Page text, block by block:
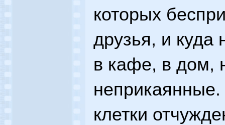
которых
друзья, и куда
в кафе, в дом,
клетки